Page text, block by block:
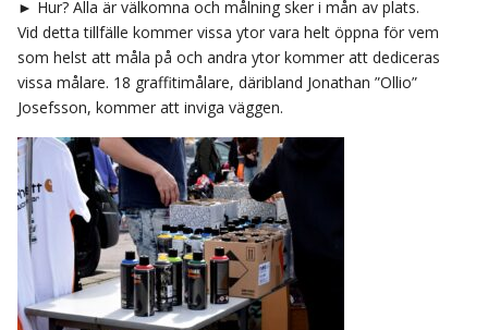
► Hur? Alla är välkomna och målning sker i mån av plats.
Vid detta tillfälle kommer vissa ytor vara helt öppna för vem
som helst att måla på och andra ytor kommer att dediceras
vissa målare. 18 graffitimålare, däribland Jonathan ”Ollio”
Josefsson, kommer att inviga väggen.